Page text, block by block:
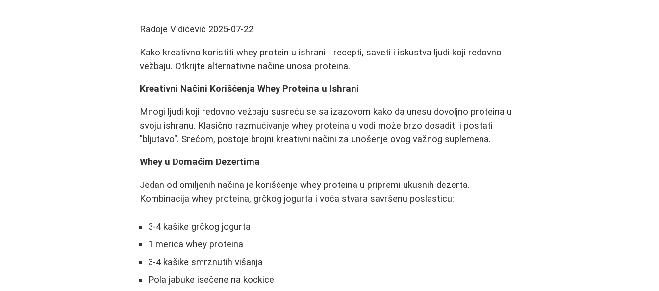
Radoje Vidičević 2025-07-22
Kako kreativno koristiti whey protein u ishrani - recepti, saveti i iskustva ljudi koji redovno
vežbaju. Otkrijte alternativne načine unosa proteina.
Kreativni Načini Korišćenja Whey Proteina u Ishrani
Mnogi ljudi koji redovno vežbaju susreću se sa izazovom kako da unesu dovoljno proteina u
svoju ishranu. Klasično razmućivanje whey proteina u vodi može brzo dosaditi i postati
"bljutavo". Srećom, postoje brojni kreativni načini za unošenje ovog važnog suplemena.
Whey u Domaćim Dezertima
Jedan od omiljenih načina je korišćenje whey proteina u pripremi ukusnih dezerta.
Kombinacija whey proteina, grčkog jogurta i voća stvara savršenu poslasticu:
3-4 kašike grčkog jogurta
1 merica whey proteina
3-4 kašike smrznutih višanja
Pola jabuke isečene na kockice